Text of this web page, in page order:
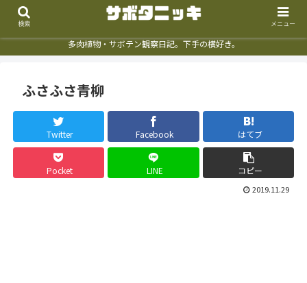
多肉植物・サボテン観察日記。下手の横好き。
ふさふさ青柳
Twitter Facebook はてブ
Pocket LINE コピー
2019.11.29
検索 メニュー